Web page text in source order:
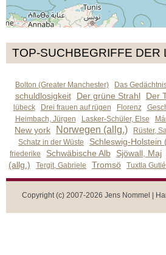
TOP-SUCHBEGRIFFE
Bolton (Greater Manchester) Das
schuldlosigkeit Der grüne Strahl Der
lübeck
Drei frauen auf rügen Florenz
Heimbach, Jürgen
Lasker-Schüler, Else
New york
Norwegen (allg.) Rüster,
Schatz in der Wüste
Schleswig-Holstein
friederike Schwäbische Alb Sjöwall, Maj
(allg.) Tergit, Gabriele Tromsö Tuxtla
Copyright (c) 2007-2026 Jens Nommel |